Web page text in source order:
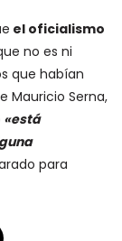
el oficialismo
no es ni
que habían
Mauricio Serna,
«está
para